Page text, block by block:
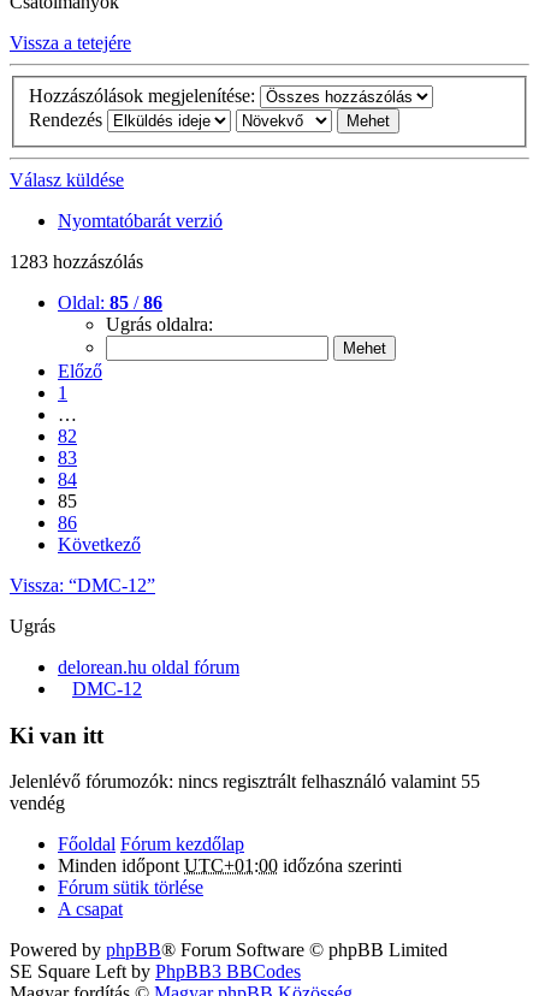
Vissza a tetejére
Hozzászólások megjelenítése:
Rendezés
Válasz küldése
Nyomtatóbarát verzió
1283 hozzászólás
Oldal: 85 /86
Ugrás oldalra:
Előző
1
…
82
83
84
85
86
Következő
Vissza: “DMC-12”
Ugrás
delorean.hu oldal fórum
DMC-12
Ki van itt
Jelenlévő fórumozók: nincs regisztrált felhasználó valamint 55
vendég
Főoldal Fórum kezdőlap
Minden időpontUTC+01:00 időzóna szerinti
Fórum sütik törlése
A csapat
Powered by phpBB® Forum Software © phpBB Limited
SE Square Left by PhpBB3 BBCodes